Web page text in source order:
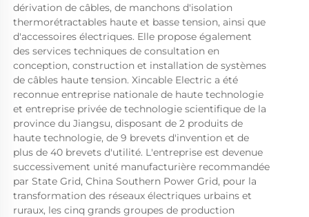
dérivation de câbles, de manchons d'isolation
thermorétractables haute et basse tension, ainsi que
d'accessoires électriques. Elle propose également
des services techniques de consultation en
conception, construction et installation de systèmes
de câbles haute tension. Xincable Electric a été
reconnue entreprise nationale de haute technologie
et entreprise privée de technologie scientifique de la
province du Jiangsu, disposant de 2 produits de
haute technologie, de 9 brevets d'invention et de
plus de 40 brevets d'utilité. L'entreprise est devenue
successivement unité manufacturière recommandée
par State Grid, China Southern Power Grid, pour la
transformation des réseaux électriques urbains et
ruraux, les cinq grands groupes de production